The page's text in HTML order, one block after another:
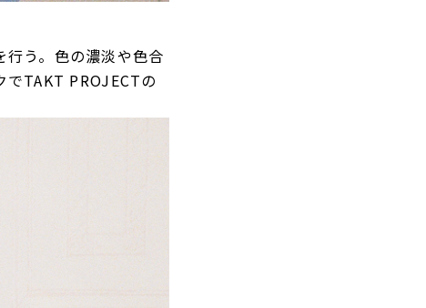
う。色の濃淡や色合
TAKT PROJECTの